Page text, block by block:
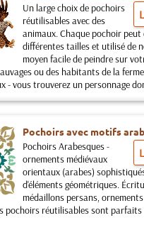
Un large choix de pochoirs
réutilisables avec des
animaux. Chaque pochoir
différentes tailles et utilisé de
moyen facile de peindre sur
ou des habitants de la
- vous trouverez un personnage
Pochoirs avec motifs
Pochoirs Arabesques -
ornements médiévaux
orientaux (arabes)
d'éléments géométriques.
médaillons persans,
pochoirs réutilisables sont